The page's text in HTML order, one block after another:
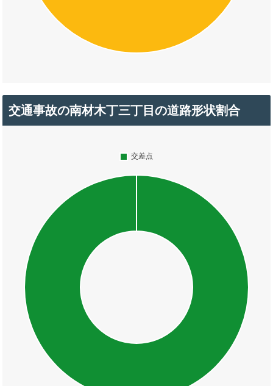
交通事故の南材木丁三丁目の道路形状割合